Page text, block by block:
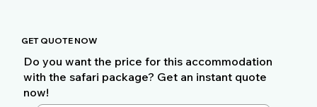
GET QUOTE NOW
Do you want the price for this accommodation
with the safari package? Get an instant quote
now!